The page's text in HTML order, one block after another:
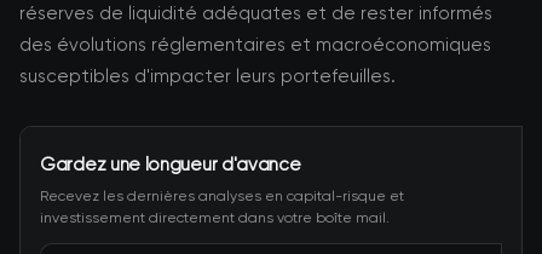
réserves de liquidité adéquates et de rester informés
des évolutions réglementaires et macroéconomiques
susceptibles d'impacter leurs portefeuilles.
Gardez une longueur d'avance
Recevez les dernières analyses en capital-risque et
investissement directement dans votre boîte mail.